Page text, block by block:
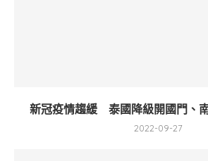
新冠疫情趨緩 泰國降級開國門、
2022-09-27